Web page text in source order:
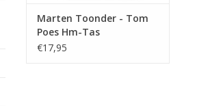
Marten Toonder - Tom
Poes Hm-Tas
€17,95